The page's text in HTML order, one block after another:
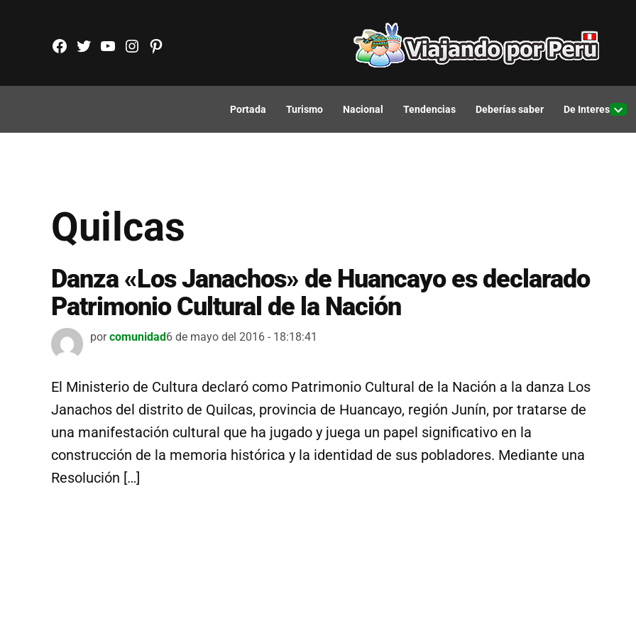
contenido
FB TW YouTubeInstagram
Pinterest
Portada Turismo Nacional Tendencias Deberías saber De Interes
Quilcas
Danza «Los Janachos» de Huancayo es declarado
Patrimonio Cultural de la Nación
por comunidad6 de mayo del 2016 - 18:18:41
El Ministerio de Cultura declaró como Patrimonio Cultural de la Nación a la danza Los
Janachos del distrito de Quilcas, provincia de Huancayo, región Junín, por tratarse de
una manifestación cultural que ha jugado y juega un papel significativo en la
construcción de la memoria histórica y la identidad de sus pobladores. Mediante una
Resolución […]